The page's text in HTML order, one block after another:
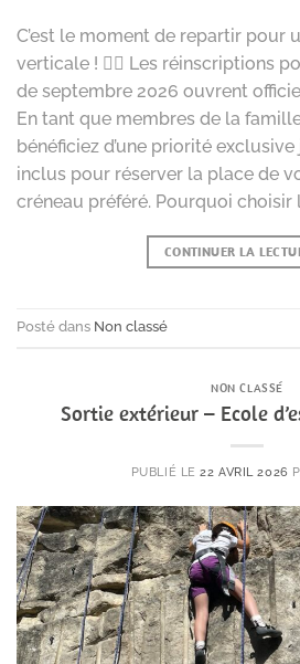
C’est le moment de repartir pour
verticale ! 🧗‍♂️ Les réinscriptions
de septembre 2026 ouvrent
En tant que membres de la
bénéficiez d’une priorité exclusive
inclus pour réserver la place de
créneau préféré. Pourquoi choisir
CONTINUER LA
Posté dans Non classé
NON CLASSÉ
Sortie extérieur – Ecole
PUBLIÉ LE22 AVRIL 2026